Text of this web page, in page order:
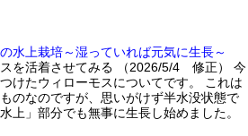
水上栽培～湿っていれば元気に生長～
を活着させてみる （2026/5/4 修正） 今
けたウィローモスについてです。 これは
のなのですが、思いがけず半水没状態で
上」部分でも無事に生長し始めました。